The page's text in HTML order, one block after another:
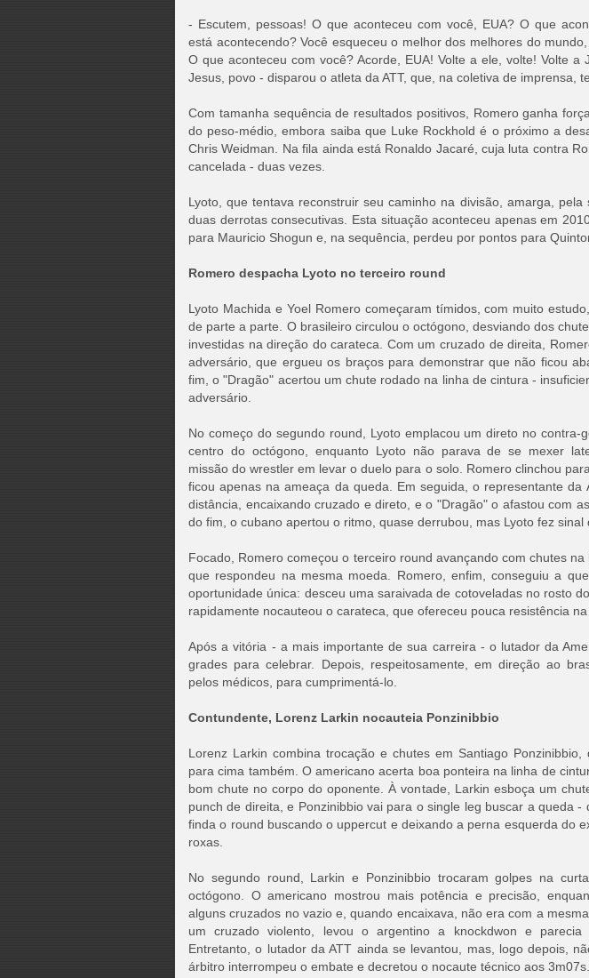
- Escutem, pessoas! O que aconteceu com você, EUA? O que
está acontecendo? Você esqueceu o melhor dos melhores do
O que aconteceu com você? Acorde, EUA! Volte a ele, volte! Volte a
Jesus, povo - disparou o atleta da ATT, que, na coletiva de imprensa,
Com tamanha sequência de resultados positivos, Romero ganha
do peso-médio, embora saiba que Luke Rockhold é o próximo a
Chris Weidman. Na fila ainda está Ronaldo Jacaré, cuja luta contra
cancelada - duas vezes.
Lyoto, que tentava reconstruir seu caminho na divisão, amarga, pela
duas derrotas consecutivas. Esta situação aconteceu apenas em
para Mauricio Shogun e, na sequência, perdeu por pontos para
Romero despacha Lyoto no terceiro round
Lyoto Machida e Yoel Romero começaram tímidos, com muito
de parte a parte. O brasileiro circulou o octógono, desviando dos
investidas na direção do carateca. Com um cruzado de direita,
adversário, que ergueu os braços para demonstrar que não ficou
fim, o "Dragão" acertou um chute rodado na linha de cintura -
adversário.
No começo do segundo round, Lyoto emplacou um direto no contra-
centro do octógono, enquanto Lyoto não parava de se mexer
missão do wrestler em levar o duelo para o solo. Romero clinchou
ficou apenas na ameaça da queda. Em seguida, o representante da
distância, encaixando cruzado e direto, e o "Dragão" o afastou com
do fim, o cubano apertou o ritmo, quase derrubou, mas Lyoto fez sinal
Focado, Romero começou o terceiro round avançando com chutes na
que respondeu na mesma moeda. Romero, enfim, conseguiu a
oportunidade única: desceu uma saraivada de cotoveladas no rosto
rapidamente nocauteou o carateca, que ofereceu pouca resistência na
Após a vitória - a mais importante de sua carreira - o lutador da
grades para celebrar. Depois, respeitosamente, em direção ao
pelos médicos, para cumprimentá-lo.
Contundente, Lorenz Larkin nocauteia Ponzinibbio
Lorenz Larkin combina trocação e chutes em Santiago
para cima também. O americano acerta boa ponteira na linha de
bom chute no corpo do oponente. À vontade, Larkin esboça um
punch de direita, e Ponzinibbio vai para o single leg buscar a queda -
finda o round buscando o uppercut e deixando a perna esquerda do
roxas.
No segundo round, Larkin e Ponzinibbio trocaram golpes na
octógono. O americano mostrou mais potência e precisão,
alguns cruzados no vazio e, quando encaixava, não era com a
um cruzado violento, levou o argentino a knockdwon e parecia
Entretanto, o lutador da ATT ainda se levantou, mas, logo depois,
árbitro interrompeu o embate e decretou o nocaute técnico aos 3m07s.